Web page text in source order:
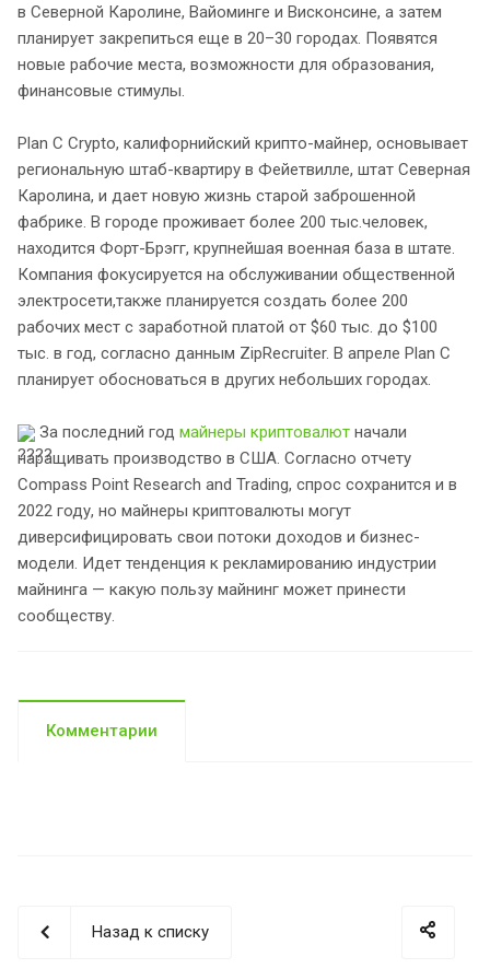
в Северной Каролине, Вайоминге и Висконсине, а затем
планирует закрепиться еще в 20–30 городах. Появятся
новые рабочие места, возможности для образования,
финансовые стимулы.
Plan C Crypto, калифорнийский крипто-майнер, основывает
региональную штаб-квартиру в Фейетвилле, штат Северная
Каролина, и дает новую жизнь старой заброшенной
фабрике. В городе проживает более 200 тыс.человек,
находится Форт-Брэгг, крупнейшая военная база в штате.
Компания фокусируется на обслуживании общественной
электросети,также планируется создать более 200
рабочих мест с заработной платой от $60 тыс. до $100
тыс. в год, согласно данным ZipRecruiter. В апреле Plan C
планирует обосноваться в других небольших городах.
За последний год майнеры криптовалют начали
наращивать производство в США. Согласно отчету
Compass Point Research and Trading, спрос сохранится и в
2022 году, но майнеры криптовалюты могут
диверсифицировать свои потоки доходов и бизнес-
модели. Идет тенденция к рекламированию индустрии
майнинга — какую пользу майнинг может принести
сообществу.
Комментарии
Назад к списку